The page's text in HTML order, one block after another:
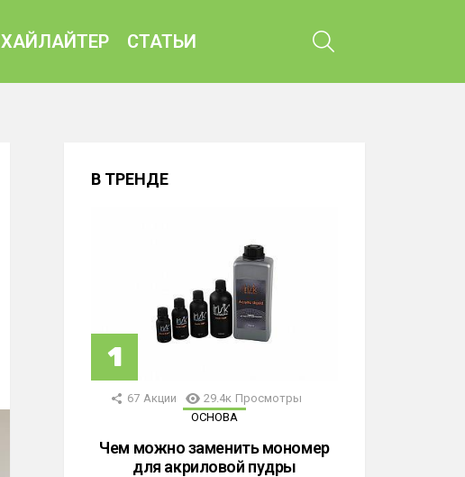
ХАЙЛАЙТЕР СТАТЬИ
В ТРЕНДЕ
67 Акции 29.4к Просмотры
ОСНОВА
Чем можно заменить мономер
для акриловой пудры